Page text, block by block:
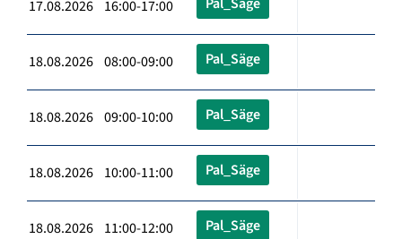
17.08.2026 16:00-17:00
18.08.2026 08:00-09:00 Pal_Säge
18.08.2026 09:00-10:00 Pal_Säge
18.08.2026 10:00-11:00 Pal_Säge
18.08.2026 11:00-12:00 Pal_Säge